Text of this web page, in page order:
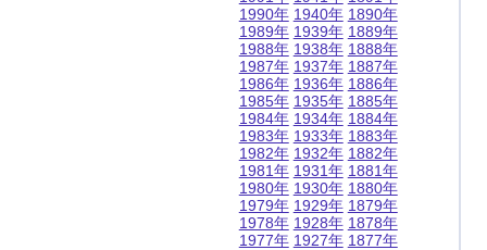
1990年
1989年
1988年
1987年
1986年
1985年
1984年
1983年
1982年
1981年
1980年
1979年
1978年
1977年
1940年
1939年
1938年
1937年
1936年
1935年
1934年
1933年
1932年
1931年
1930年
1929年
1928年
1927年
1890年
1889年
1888年
1887年
1886年
1885年
1884年
1883年
1882年
1881年
1880年
1879年
1878年
1877年